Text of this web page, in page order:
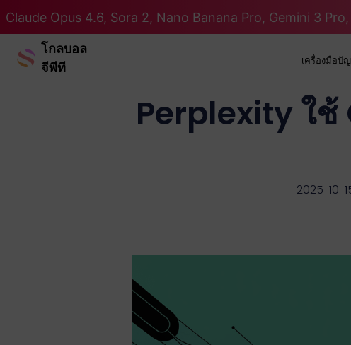
Claude Opus 4.6, Sora 2, Nano Banana Pro, Gemini 3
โกลบอล
จีพีที
เครื่องมือปั
Perplexity ใช้
2025-10-